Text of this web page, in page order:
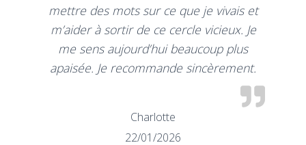
mettre des mots sur ce que je vivais et
m’aider à sortir de ce cercle vicieux. Je
me sens aujourd’hui beaucoup plus
apaisée. Je recommande sincèrement.
Charlotte
22/01/2026